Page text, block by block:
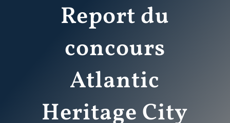
Report du
concours
Atlantic
Heritage City